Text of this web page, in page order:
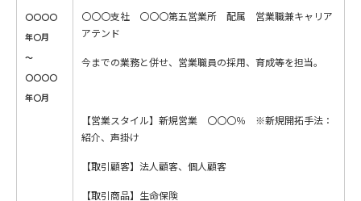
〇〇〇〇
年〇月
～
〇〇〇〇
年〇月
〇〇〇支社 〇〇〇第五営業所 配属 営業職兼キャリア
アテンド
今までの業務と併せ、営業職員の採用、育成等を担当。
【営業スタイル】新規営業 〇〇〇％ ※新規開拓手法：
紹介、声掛け
【取引顧客】法人顧客、個人顧客
【取引商品】生命保険